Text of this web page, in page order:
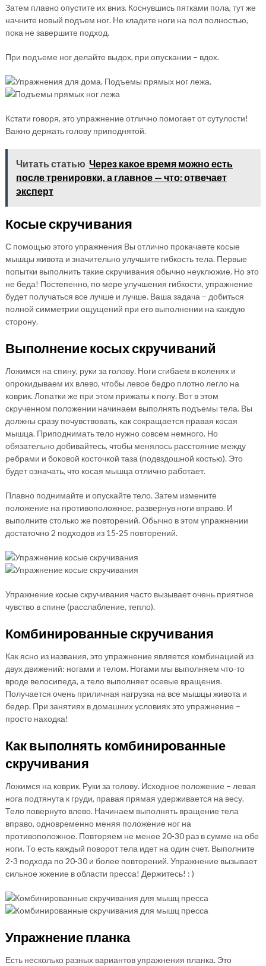
Затем плавно опустите их вниз. Коснувшись пятками пола, тут же
начните новый подъем ног. Не кладите ноги на пол полностью,
пока не завершите подход.
При подъеме ног делайте выдох, при опускании – вдох.
Кстати говоря, это упражнение отлично помогает от сутулости!
Важно держать голову приподнятой.
Читать статью Через какое время можно есть
после тренировки, а главное — что: отвечает
эксперт
Косые скручивания
С помощью этого упражнения Вы отлично прокачаете косые
мышцы живота и значительно улучшите гибкость тела. Первые
попытки выполнить такие скручивания обычно неуклюжие. Но это
не беда! Постепенно, по мере улучшения гибкости, упражнение
будет получаться все лучше и лучше. Ваша задача – добиться
полной симметрии ощущений при его выполнении на каждую
сторону.
Выполнение косых скручиваний
Ложимся на спину, руки за голову. Ноги сгибаем в коленях и
опрокидываем их влево, чтобы левое бедро плотно легло на
коврик. Лопатки же при этом прижаты к полу. Вот в этом
скрученном положении начинаем выполнять подъемы тела. Вы
должны сразу почувствовать, как сокращается правая косая
мышца. Приподнимать тело нужно совсем немного. Но
обязательно добивайтесь, чтобы менялось расстояние между
ребрами и боковой косточкой таза (подвздошной костью). Это
будет означать, что косая мышца отлично работает.
Плавно поднимайте и опускайте тело. Затем измените
положение на противоположное, развернув ноги вправо. И
выполните столько же повторений. Обычно в этом упражнении
достаточно 2 подходов из 15-25 повторений.
Упражнение косые скручивания часто вызывает очень приятное
чувство в спине (расслабление, тепло).
Комбинированные скручивания
Как ясно из названия, это упражнение является комбинацией из
двух движений: ногами и телом. Ногами мы выполняем что-то
вроде велосипеда, а тело выполняет осевые вращения.
Получается очень приличная нагрузка на все мышцы живота и
бедер. При занятиях в домашних условиях это упражнение –
просто находка!
Как выполнять комбинированные
скручивания
Ложимся на коврик. Руки за голову. Исходное положение – левая
нога подтянута к груди, правая прямая удерживается на весу.
Тело повернуто влево. Начинаем выполнять вращение тела
вправо, одновременно меняя положение ног на
противоположное. Повторяем не менее 20-30 раз в сумме на обе
ноги. То есть каждый поворот тела идет на один счет. Выполните
2-3 подхода по 20-30 и более повторений. Упражнение вызывает
сильное жжение в области пресса! Держитесь! : )
Упражнение планка
Есть несколько разных вариантов упражнения планка. Это